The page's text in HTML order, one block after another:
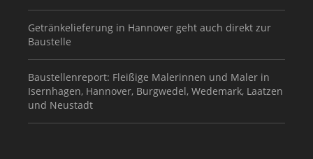
Getränkelieferung in Hannover geht auch direkt zur
Baustelle
Baustellenreport: Fleißige Malerinnen und Maler in
Isernhagen, Hannover, Burgwedel, Wedemark, Laatzen
und Neustadt